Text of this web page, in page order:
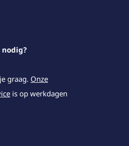
nodig?
graag. Onze
is op werkdagen